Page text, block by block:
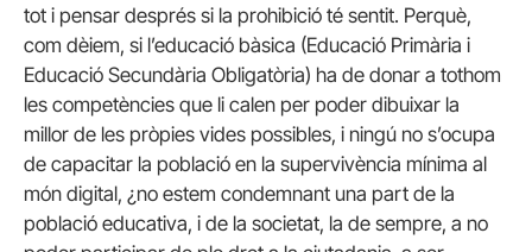
tot i pensar després si la prohibició té sentit. Perquè,
com dèiem, si l’educació bàsica (Educació Primària i
Educació Secundària Obligatòria) ha de donar a tothom
les competències que li calen per poder dibuixar la
millor de les pròpies vides possibles, i ningú no s’ocupa
de capacitar la població en la supervivència mínima al
món digital, ¿no estem condemnant una part de la
població educativa, i de la societat, la de sempre, a no